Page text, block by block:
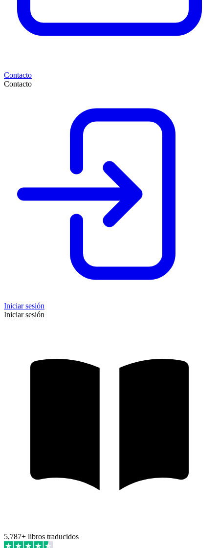
Contacto
Contacto
Iniciar sesión
Iniciar sesión
5,787+ libros traducidos